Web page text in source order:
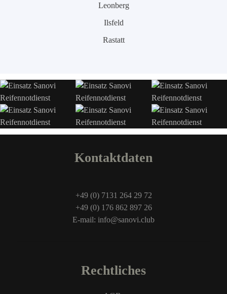
Leonberg
Ilsfeld
Rastatt
Kontaktdaten
+49 (0) 7131 264 29 72
+49 (0) 176 862 897 26
E-mail: info@sanovi.club
Rechtliches